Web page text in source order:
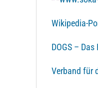
Wikipedia-
DOGS –
Verband für